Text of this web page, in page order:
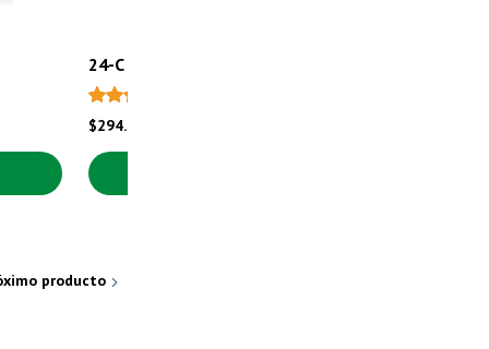
24-C Cápsulas
$294.00
producto